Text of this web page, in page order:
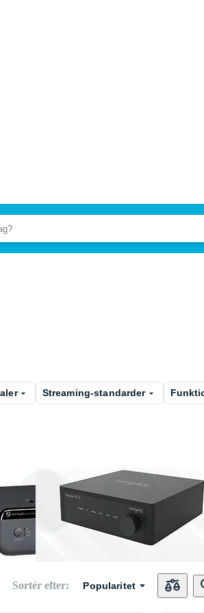
Streaming-standarder
Forforstærker
Sortér efter: Popularitet